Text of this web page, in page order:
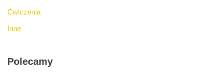
Ćwiczenia
Inne
Polecamy